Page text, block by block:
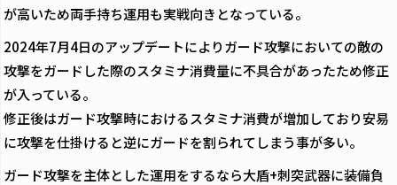
が高いため両手持ち運用も実戦向きとなっている。
2024年7月4日のアップデートによりガード攻撃においての敵の
攻撃をガードした際のスタミナ消費量に不具合があったため修正
が入っている。
修正後はガード攻撃時におけるスタミナ消費が増加しており安易
に攻撃を仕掛けると逆にガードを割られてしまう事が多い。
ガード攻撃を主体とした運用をするなら大盾+刺突武器に装備負